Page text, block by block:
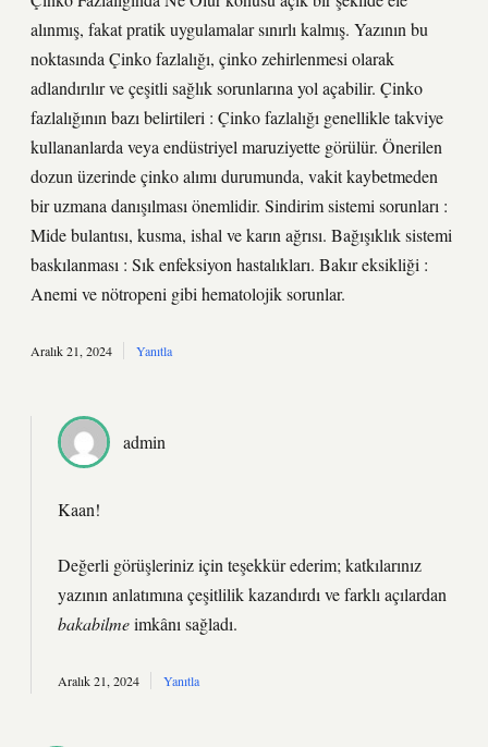
alınmış, fakat pratik uygulamalar sınırlı kalmış. Yazının bu
noktasında Çinko fazlalığı, çinko zehirlenmesi olarak
adlandırılır ve çeşitli sağlık sorunlarına yol açabilir. Çinko
fazlalığının bazı belirtileri : Çinko fazlalığı genellikle takviye
kullananlarda veya endüstriyel maruziyette görülür. Önerilen
dozun üzerinde çinko alımı durumunda, vakit kaybetmeden
bir uzmana danışılması önemlidir. Sindirim sistemi sorunları :
Mide bulantısı, kusma, ishal ve karın ağrısı. Bağışıklık sistemi
baskılanması : Sık enfeksiyon hastalıkları. Bakır eksikliği :
Anemi ve nötropeni gibi hematolojik sorunlar.
Aralık 21, 2024 Yanıtla
admin
Kaan!
Değerli görüşleriniz için teşekkür ederim; katkılarınız
yazının anlatımına çeşitlilikkazandırdı ve farklı açılardan
bakabilmeimkânı sağladı.
Aralık 21, 2024 Yanıtla